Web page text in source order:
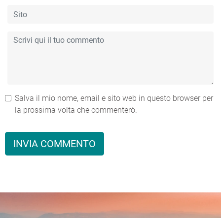
Salva il mio nome, email e sito web in questo browser per
la prossima volta che commenterò.